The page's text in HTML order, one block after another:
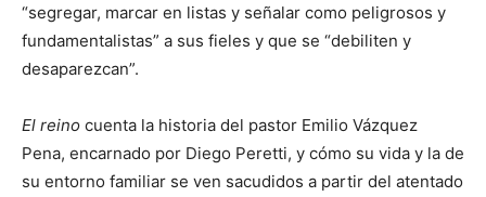
“segregar, marcar en listas y señalar como peligrosos y
fundamentalistas” a sus fieles y que se “debiliten y
desaparezcan”.
El reino cuenta la historia del pastor Emilio Vázquez
Pena, encarnado por Diego Peretti, y cómo su vida y la de
su entorno familiar se ven sacudidos a partir del atentado